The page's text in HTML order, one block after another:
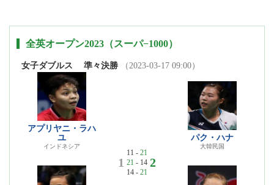
全英オープン2023（スーパ−1000）
女子ダブルス 準々決勝 （2023-03-17 09:00）
アプリヤニ・ラハ
ユ
インドネシア
1
11 - 21
21 - 14
14 - 21
2
パク・ハナ
大韓民国